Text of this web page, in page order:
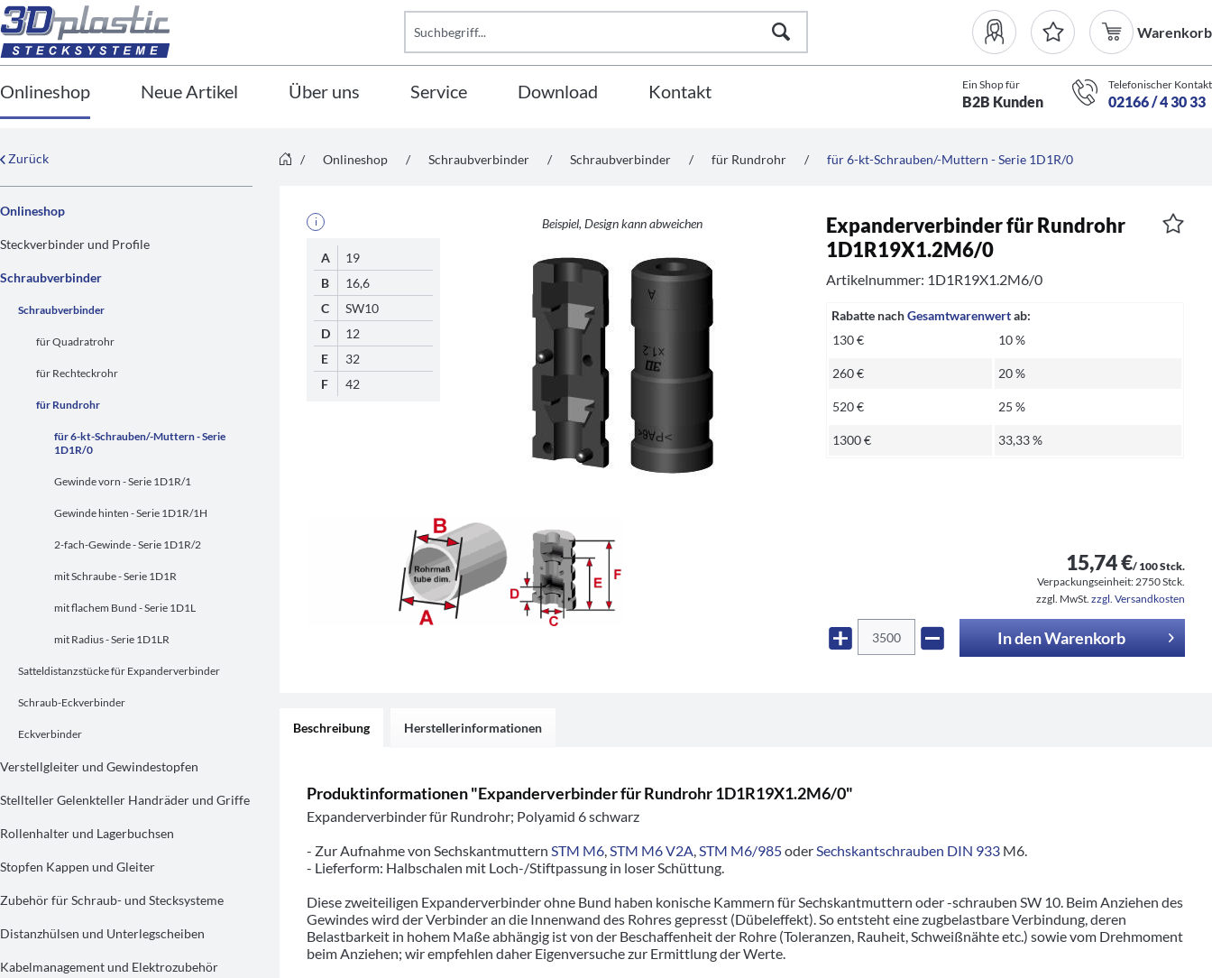
Warenkorb
Onlineshop Neue Artikel Über uns Service Download Kontakt Ein Shop für
B2B Kunden
Telefonischer Kontakt
02166 / 4 30 33
Zurück / Onlineshop / Schraubverbinder / Schraubverbinder / für Rundrohr / für 6-kt-Schrauben/-Muttern - Serie 1D1R/0
Onlineshop
Steckverbinder und Profile
Schraubverbinder
Schraubverbinder
für Quadratrohr
für Rechteckrohr
für Rundrohr
für 6-kt-Schrauben/-Muttern - Serie
1D1R/0
Gewinde vorn - Serie 1D1R/1
Gewinde hinten - Serie 1D1R/1H
2-fach-Gewinde - Serie 1D1R/2
mit Schraube - Serie 1D1R
mit flachem Bund - Serie 1D1L
mit Radius - Serie 1D1LR
Satteldistanzstücke für Expanderverbinder
Schraub-Eckverbinder
Eckverbinder
Verstellgleiter und Gewindestopfen
Stellteller Gelenkteller Handräder und Griffe
Rollenhalter und Lagerbuchsen
Stopfen Kappen und Gleiter
Zubehör für Schraub- und Stecksysteme
Distanzhülsen und Unterlegscheiben
Kabelmanagement und Elektrozubehör
i
A
19
B
16,6
C
SW10
D
12
E
32
F
42
Beispiel, Design kann abweichen
Expanderverbinder für Rundrohr
1D1R19X1.2M6/0
Artikelnummer: 1D1R19X1.2M6/0
Rabatte nachGesamtwarenwertab:
130 €
10 %
260 € 20 %
520 € 25 %
1300 € 33,33 %
15,74 €/ 100 Stck.
Verpackungseinheit:2750 Stck.
zzgl. MwSt. zzgl. Versandkosten
In denWarenkorb
Beschreibung Herstellerinformationen
Produktinformationen "Expanderverbinder für Rundrohr 1D1R19X1.2M6/0"
Expanderverbinder für Rundrohr; Polyamid 6 schwarz
- Zur Aufnahme von Sechskantmuttern STM M6,STM M6 V2A,STM M6/985oderSechskantschrauben DIN 933 M6.
- Lieferform: Halbschalen mit Loch-/Stiftpassung in loser Schüttung.
Diese zweiteiligen Expanderverbinder ohne Bund haben konische Kammern für Sechskantmuttern oder -schrauben SW 10. Beim Anziehen des
Gewindes wird der Verbinder an die Innenwand des Rohres gepresst (Dübeleffekt). So entsteht eine zugbelastbare Verbindung, deren
Belastbarkeit in hohem Maße abhängig ist von der Beschaffenheit der Rohre (Toleranzen, Rauheit, Schweißnähte etc.) sowie vom Drehmoment
beim Anziehen; wir empfehlen daher Eigenversuche zur Ermittlung der Werte.